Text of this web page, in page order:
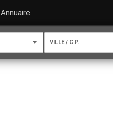
Annuaire
VILLE / C.P.